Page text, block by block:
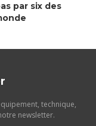
par six des
technique,
newsletter.